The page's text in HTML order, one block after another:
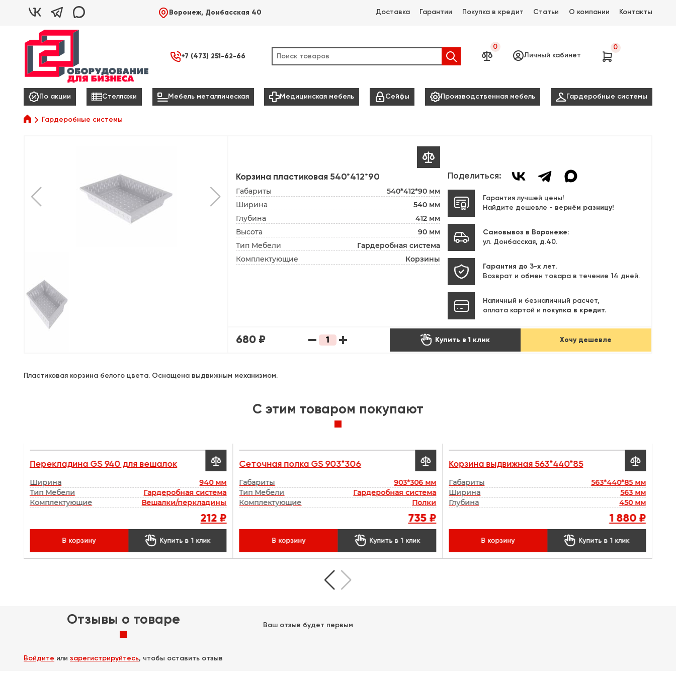
   Воронеж, Донбасская 40 Доставка Гарантии Покупка в кредит Статьи О компании Контакты
+7 (473) 251-62-66  
0
Личный кабинет 
0
По акции Стеллажи Мебель металлическая Медицинская мебель Сейфы Производственная мебель  Гардеробные системы
 Гардеробные системы

Корзина пластиковая 540*412*90
Габариты
540*412*90 мм
Ширина
540 мм
Глубина
412 мм
Высота
90 мм
Тип Мебели
Гардеробная система
Комплектующие
Корзины
680 ₽  Купить в 1 клик Хочу дешевле
Поделиться:
Гарантия лучшей цены!
Найдите дешевле - вернём разницу!
Самовывоз в Воронеже:
ул. Донбасская, д.40.
Гарантия до 3-х лет.
Возврат и обмен товара в течение 14 дней.
Наличный и безналичный расчет,
оплата картой и покупка в кредит.
Пластиковая корзина белого цвета. Оснащена выдвижным механизмом.
C этим товаром покупают
Перекладина GS 940 для вешалок
Ширина
940 мм
Тип Мебели
Гардеробная система
Комплектующие
Вешалки/перкладины
212 ₽
В корзину  Купить в 1 клик
 Сеточная полка GS 903*306
Габариты
903*306 мм
Тип Мебели
Гардеробная система
Комплектующие
Полки
735 ₽
В корзину  Купить в 1 клик
 Корзина выдвижная 563*440*85
Габариты
563*440*85 мм
Ширина
563 мм
Глубина
450 мм
1 880 ₽
В корзину  Купить в 1 клик

Отзывы о товаре
Войдите илизарегистрируйтесь, чтобы оставить отзыв
Ваш отзыв будет первым